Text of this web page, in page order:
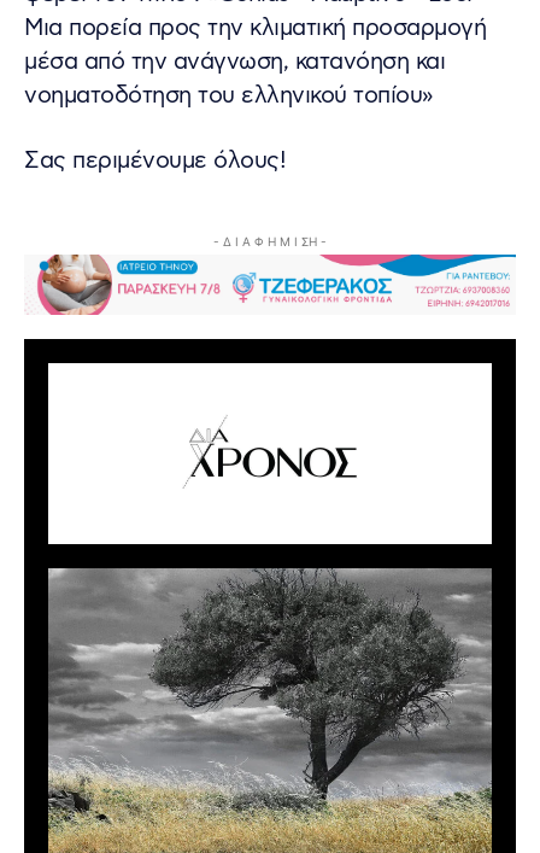
Μια πορεία προς την κλιματική προσαρμογή
μέσα από την ανάγνωση, κατανόηση και
νοηματοδότηση του ελληνικού τοπίου»
Σας περιμένουμε όλους!
- Δ Ι Α Φ Η Μ Ι ΣΗ -